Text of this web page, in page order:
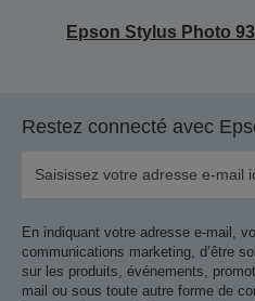
Epson Stylus Photo
Restez connecté avec
En indiquant votre adresse e-mail,
communications marketing, d’être
sur les produits, événements,
mail ou sous toute autre forme de